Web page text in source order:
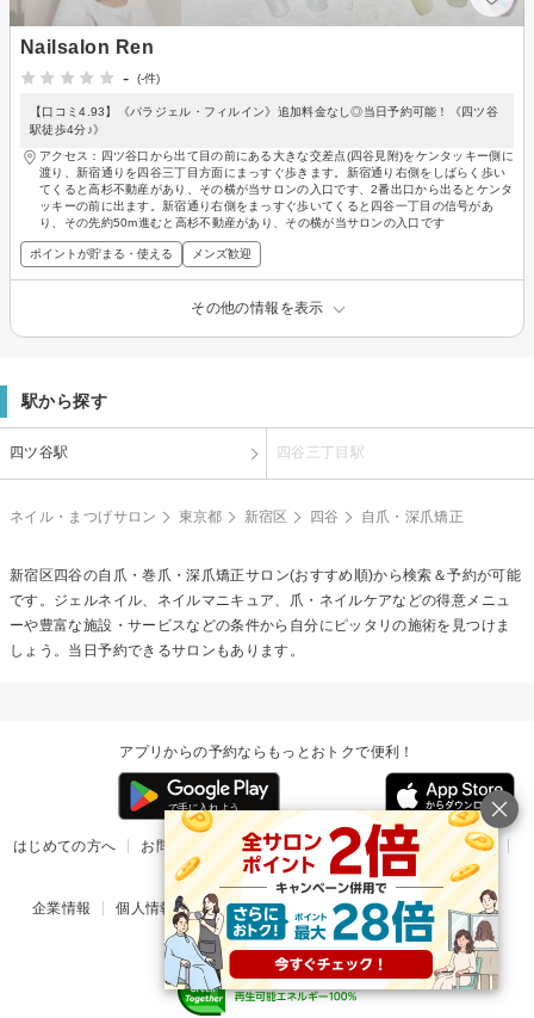
Nailsalon Ren
-
(-件)
【口コミ4.93】《パラジェル・フィルイン》追加料金なし◎当日予約可能！《四ツ谷
駅徒歩4分♪》
アクセス：四ツ谷口から出て目の前にある大きな交差点(四谷見附)をケンタッキー側に
渡り、新宿通りを四谷三丁目方面にまっすぐ歩きます。新宿通り右側をしばらく歩い
てくると高杉不動産があり、その横が当サロンの入口です、2番出口から出るとケンタ
ッキーの前に出ます。新宿通り右側をまっすぐ歩いてくると四谷一丁目の信号があ
り、その先約50m進むと高杉不動産があり、その横が当サロンの入口です
ポイントが貯まる・使える メンズ歓迎
その他の情報を表示
駅から探す
四ツ谷駅 四谷三丁目駅
ネイル・まつげサロン 東京都 新宿区 四谷 自爪・深爪矯正
新宿区四谷の自爪・巻爪・深爪矯正サロン(おすすめ順)から検索＆予約が可能
です。ジェルネイル、ネイルマニキュア、爪・ネイルケアなどの得意メニュ
ーや豊富な施設・サービスなどの条件から自分にピッタリの施術を見つけま
しょう。当日予約できるサロンもあります。
アプリからの予約ならもっとおトクで便利！
はじめての方へ お問い合わせ ヘルプ リリース情報
利用規約
掲載ご希望のサロン様
企業情報 個人情報保護方針 楽天のサービス一覧 アプリ一覧
© Rakuten Group, Inc.